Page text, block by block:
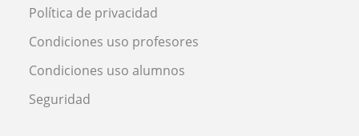
Política de privacidad
Condiciones uso profesores
Condiciones uso alumnos
Seguridad